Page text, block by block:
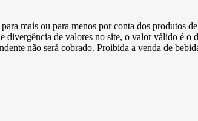
mais ou para menos por conta dos produtos
de valores no site, o valor válido é o
não será cobrado. Proibida a venda de